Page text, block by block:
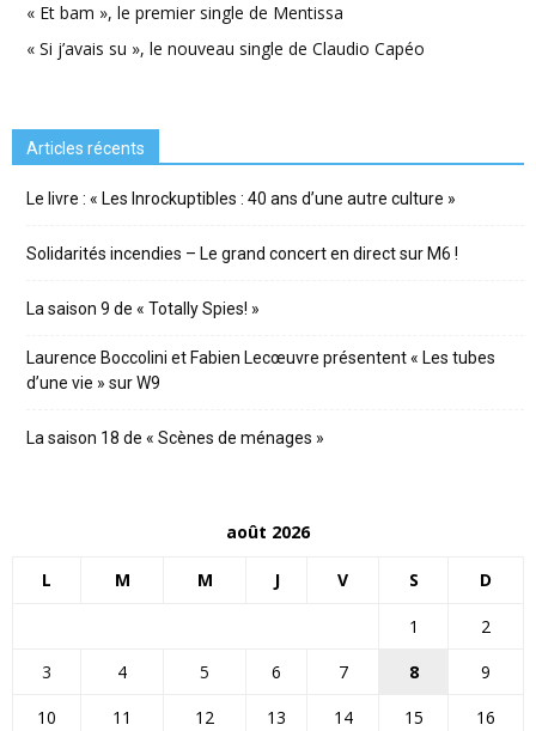
« Et bam », le premier single de Mentissa
« Si j’avais su », le nouveau single de Claudio Capéo
Articles récents
Le livre : « Les Inrockuptibles : 40 ans d’une autre culture »
Solidarités incendies – Le grand concert en direct sur M6 !
La saison 9 de « Totally Spies! »
Laurence Boccolini et Fabien Lecœuvre présentent « Les tubes
d’une vie » sur W9
La saison 18 de « Scènes de ménages »
août 2026
L M M J V S D
1
2
3
4 5 6 7 8
9
10
11 12 13 14 15
16